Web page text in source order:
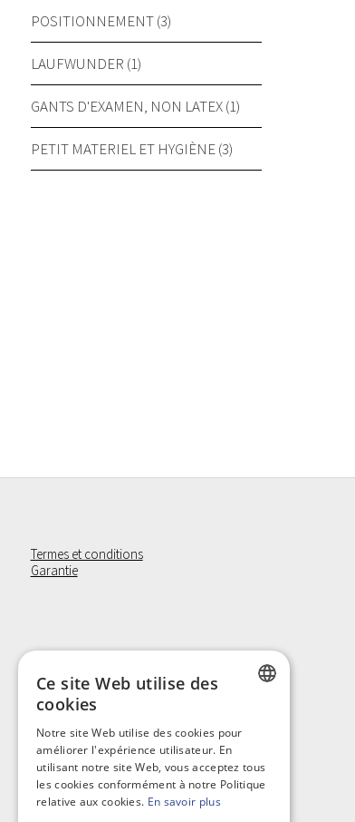
POSITIONNEMENT (3)
LAUFWUNDER (1)
GANTS D'EXAMEN, NON LATEX (1)
PETIT MATERIEL ET HYGIÈNE (3)
Termes et conditions
Garantie
FRENCH
Ce site Web utilise des
cookies
Notre site Web utilise des cookies pour
améliorer l'expérience utilisateur. En
utilisant notre site Web, vous acceptez tous
les cookies conformément à notre Politique
relative aux cookies. En savoir plus